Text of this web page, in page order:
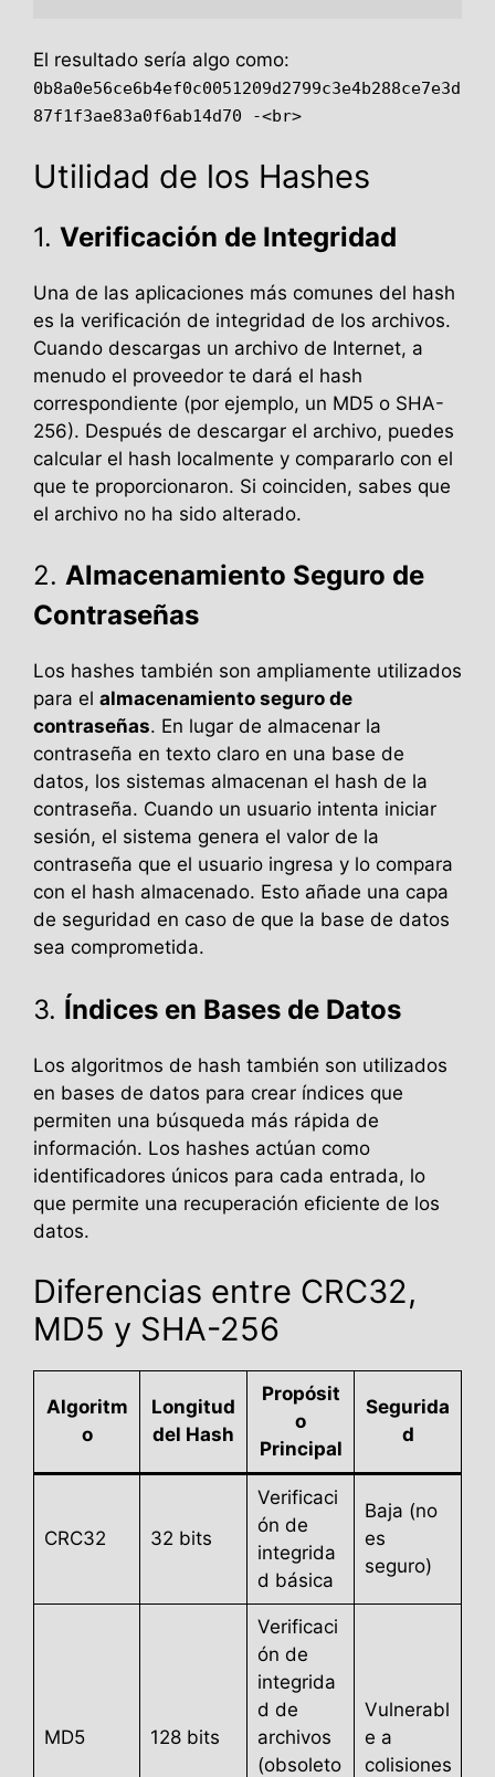
El resultado sería algo como:
0b8a0e56ce6b4ef0c0051209d2799c3e4b288ce7e3d
87f1f3ae83a0f6ab14d70 -<br>
Utilidad de los Hashes
1. Verificación de Integridad
Una de las aplicaciones más comunes del hash
es la verificación de integridad de los archivos.
Cuando descargas un archivo de Internet, a
menudo el proveedor te dará el hash
correspondiente (por ejemplo, un MD5 o SHA-
256). Después de descargar el archivo, puedes
calcular el hash localmente y compararlo con el
que te proporcionaron. Si coinciden, sabes que
el archivo no ha sido alterado.
2. Almacenamiento Seguro de
Contraseñas
Los hashes también son ampliamente utilizados
para el almacenamiento seguro de
contraseñas. En lugar de almacenar la
contraseña en texto claro en una base de
datos, los sistemas almacenan el hash de la
contraseña. Cuando un usuario intenta iniciar
sesión, el sistema genera el valor de la
contraseña que el usuario ingresa y lo compara
con el hash almacenado. Esto añade una capa
de seguridad en caso de que la base de datos
sea comprometida.
3. Índices en Bases de Datos
Los algoritmos de hash también son utilizados
en bases de datos para crear índices que
permiten una búsqueda más rápida de
información. Los hashes actúan como
identificadores únicos para cada entrada, lo
que permite una recuperación eficiente de los
datos.
Diferencias entre CRC32,
MD5 y SHA-256
Algoritm
o
Longitud
del Hash
Propósit
o
Principal
Segurida
d
CRC32 32 bits
Verificaci
ón de
integrida
d básica
Baja (no
es
seguro)
MD5 128 bits
Verificaci
ón de
integrida
d de
archivos
(obsoleto
Vulnerabl
e a
colisiones